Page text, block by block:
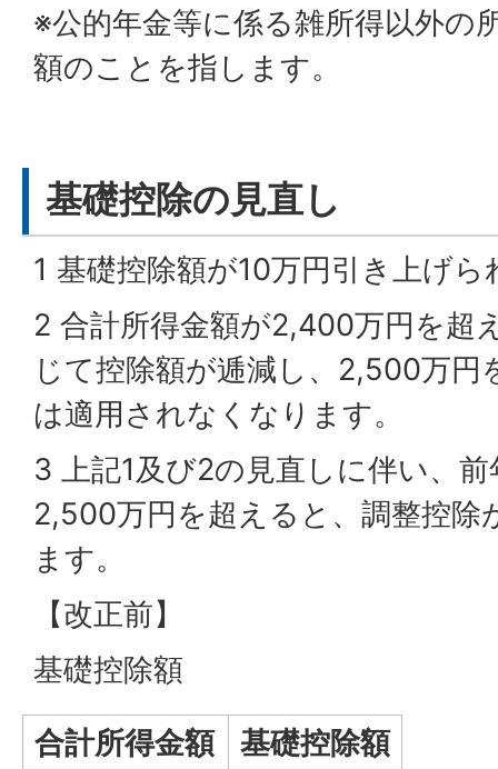
※公的年金等に係る雑所得以外の
額のことを指します。
基礎控除の見直し
1 基礎控除額が10万円引き上げら
2 合計所得金額が2,400万円を超
じて控除額が逓減し、2,500万円
は適用されなくなります。
3 上記1及び2の見直しに伴い、
2,500万円を超えると、調整控除
ます。
【改正前】
基礎控除額
合計所得金額
基礎控除額